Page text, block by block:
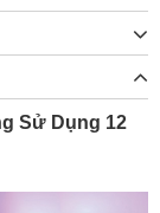
Sử Dụng 12